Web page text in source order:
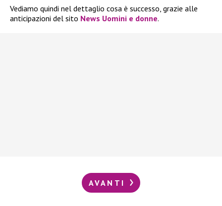
Vediamo quindi nel dettaglio cosa è successo, grazie alle
anticipazioni del sito News Uomini e donne.
AVANTI